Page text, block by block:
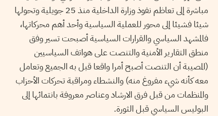
مباشرة إلى تعاظم نفوذ وزارة الداخلية منذ 25 جويلية وتحولها
شيئا فشيئا إلى محور للعملية السياسية وأحد أهم محركاتها،
فالمشهد السياسي والقرارات السياسية أصبحت تسير وفق
منطق التقارير الأمنية والتنصت على هواتف السياسيين
(المصيبة أن التنصت أصبح أمرا واقعا قبل به الجميع وتعامل
معه كأنه شيء مفروغ منه) والنشطاء ومراقبة تحركات الأحزاب
والمنظمات من قبل فرق الارشاد وعناصر معروفة بانتمائها إلى
البوليس السياسي قبل الثورة.